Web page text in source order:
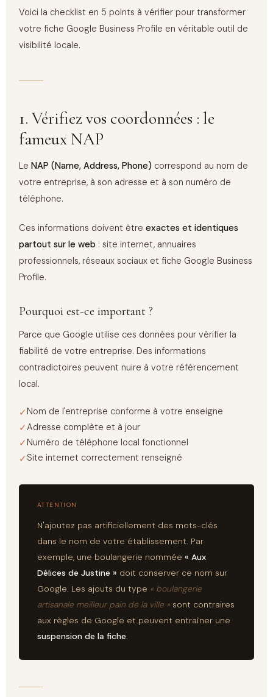
Voici la checklist en 5 points à vérifier pour transformer
votre fiche Google Business Profile en véritable outil de
visibilité locale.
1. Vérifiez vos coordonnées : le
fameux NAP
LeNAP (Name, Address, Phone) correspond au nom de
votre entreprise, à son adresse et à son numéro de
téléphone.
Ces informations doivent êtreexactes et identiques
partout sur le web : site internet, annuaires
professionnels, réseaux sociaux et fiche Google Business
Profile.
Pourquoi est-ce important ?
Parce que Google utilise ces données pour vérifier la
fiabilité de votre entreprise. Des informations
contradictoires peuvent nuire à votre référencement
local.
Nom de l'entreprise conforme à votre enseigne
Adresse complète et à jour
Numéro de téléphone local fonctionnel
Site internet correctement renseigné
ATTENTION
N'ajoutez pas artificiellement des mots-clés
dans le nom de votre établissement. Par
exemple, une boulangerie nommée « Aux
Délices de Justine » doit conserver ce nom sur
Google. Les ajouts du type « boulangerie
artisanale meilleur pain de la ville »sont contraires
aux règles de Google et peuvent entraîner une
suspension de la fiche.